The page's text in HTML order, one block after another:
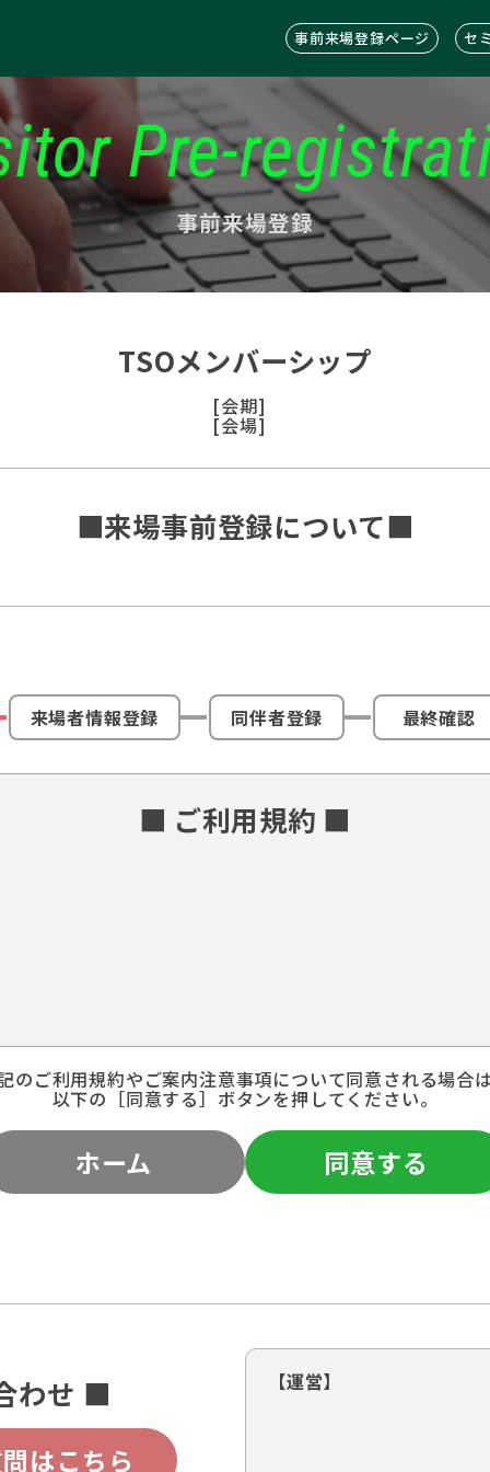
事前来場登録ページ セ
Pre-
事前来場登録
TSOメンバーシップ
[会期]
[会場]
■来場事前登録について■
来場者情報登録 同伴者登録 最終確認
■ ご利用規約 ■
のご利用規約やご案内注意事項について同意される場合
以下の［同意する］ボタンを押してください。
ホーム 同意する
わせ ■
はこちら
【運営】